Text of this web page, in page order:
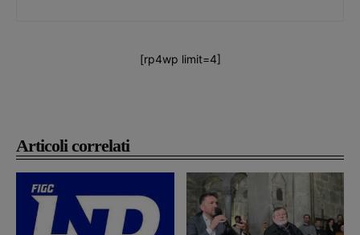
Articoli correlati
[rp4wp limit=4]